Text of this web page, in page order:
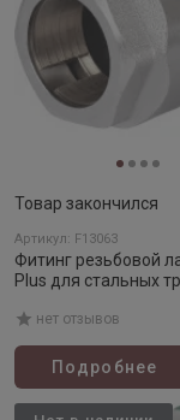
Товар закончился
Артикул: F13063
Фитинг резьбовой
Plus для стальных
нет отзывов
Подробнее